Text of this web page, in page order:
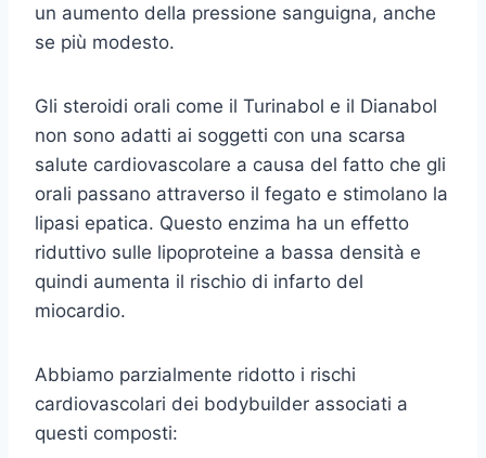
un aumento della pressione sanguigna, anche
se più modesto.
Gli steroidi orali come il Turinabol e il Dianabol
non sono adatti ai soggetti con una scarsa
salute cardiovascolare a causa del fatto che gli
orali passano attraverso il fegato e stimolano la
lipasi epatica. Questo enzima ha un effetto
riduttivo sulle lipoproteine a bassa densità e
quindi aumenta il rischio di infarto del
miocardio.
Abbiamo parzialmente ridotto i rischi
cardiovascolari dei bodybuilder associati a
questi composti: